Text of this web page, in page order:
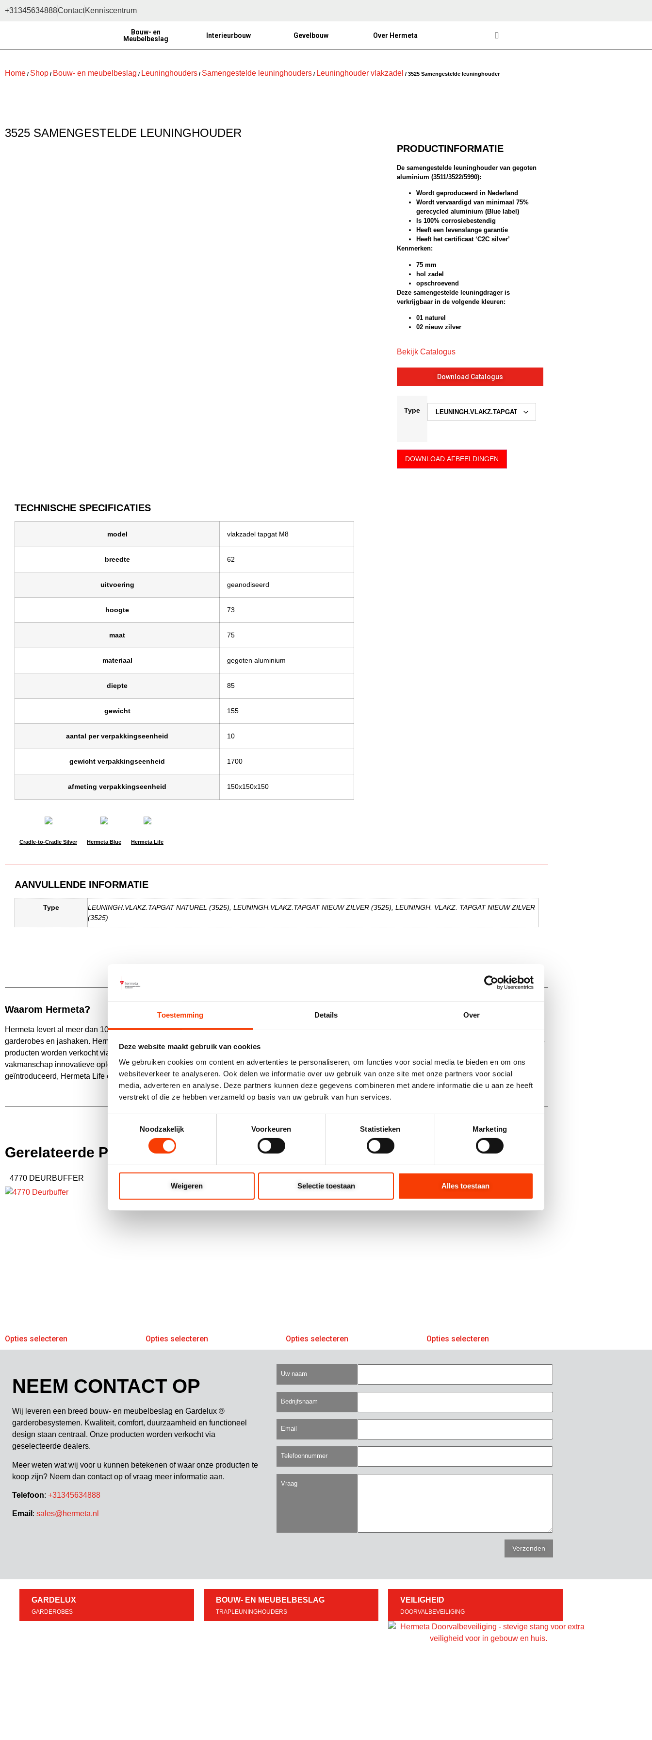
Toestemming Details Over
Deze website maakt gebruik van cookies
We gebruiken cookies om content en advertenties te personaliseren, om functies voor social media te bieden en om ons
websiteverkeer te analyseren. Ook delen we informatie over uw gebruik van onze site met onze partners voor social
media, adverteren en analyse. Deze partners kunnen deze gegevens combineren met andere informatie die u aan ze heeft
verstrekt of die ze hebben verzameld op basis van uw gebruik van hun services.
Noodzakelijk
Voorkeuren Statistieken Marketing
Weigeren Selectie toestaan Alles toestaan
+31345634888ContactKenniscentrum
Bouw- en
Meubelbeslag
Interieurbouw Gevelbouw Over Hermeta
Home / Shop / Bouw- en meubelbeslag / Leuninghouders / Samengestelde leuninghouders / Leuninghouder vlakzadel / 3525 Samengestelde leuninghouder
3525 SAMENGESTELDE LEUNINGHOUDER
PRODUCTINFORMATIE
De samengestelde leuninghouder van gegoten
aluminium (3511/3522/5990):
Wordt geproduceerd in Nederland
Wordt vervaardigd van minimaal 75%
gerecycled aluminium (Blue label)
Is 100% corrosiebestendig
Heeft een levenslange garantie
Heeft het certificaat ‘C2C silver’
Kenmerken:
75 mm
hol zadel
opschroevend
Deze samengestelde leuningdrager is
verkrijgbaar in de volgende kleuren:
01 naturel
02 nieuw zilver
Bekijk Catalogus
Download Catalogus
Type
DOWNLOAD AFBEELDINGEN
TECHNISCHE SPECIFICATIES
model vlakzadel tapgat M8
breedte 62
uitvoering geanodiseerd
hoogte 73
maat 75
materiaal gegoten aluminium
diepte 85
gewicht 155
aantal per verpakkingseenheid 10
gewicht verpakkingseenheid 1700
afmeting verpakkingseenheid 150x150x150
Cradle-to-Cradle Silver Hermeta Blue Hermeta Life
AANVULLENDE INFORMATIE
Type
LEUNINGH.VLAKZ.TAPGAT NATUREL (3525), LEUNINGH.VLAKZ.TAPGAT NIEUW ZILVER (3525), LEUNINGH. VLAKZ. TAPGAT NIEUW ZILVER
(3525)
Waarom Hermeta?
Hermeta levert al meer dan 100 jaar duurzame producten die comfort brengen in gebouwen, zoals bouw- en meubelbeslag, Gardelux®
garderobes en jashaken. Hermeta levert een breed pakket aan producten met als basismateriaal gerecycled aluminium voor de professionele gebruiker. Onze
producten worden verkocht via geselecteerde dealers. Kwaliteit, comfort en functioneel design staan centraal. Hermeta presenteert vanuit Nederlands
vakmanschap innovatieve oplossingen. Ook duurzaamheid staat hoog in het vaandel. Om invulling hieraan te geven heeft Hermeta twee labels
geïntroduceerd, Hermeta Life en Hermeta Blue, die bijdragen aan mens en milieu.
Gerelateerde Producten
4770 DEURBUFFER
Opties selecteren Opties selecteren Opties selecteren Opties selecteren
NEEM CONTACT OP
Wij leveren een breed bouw- en meubelbeslag en Gardelux ®
garderobesystemen. Kwaliteit, comfort, duurzaamheid en functioneel
design staan centraal. Onze producten worden verkocht via
geselecteerde dealers.
Meer weten wat wij voor u kunnen betekenen of waar onze producten te
koop zijn? Neem dan contact op of vraag meer informatie aan.
Telefoon: +31345634888
Email : sales@hermeta.nl
Uw naam
Bedrijfsnaam
Email
Telefoonnummer
Vraag
GARDELUX
GARDEROBES
BOUW- EN MEUBELBESLAG
TRAPLEUNINGHOUDERS
VEILIGHEID
DOORVALBEVEILIGING